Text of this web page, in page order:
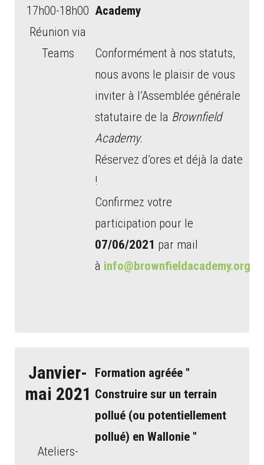
17h00-18h00
Réunion via
Teams
Academy
Conformément à nos statuts,
nous avons le plaisir de vous
inviter à l’Assemblée générale
statutaire de la Brownfield
Academy.
Réservez d’ores et déjà la date
!
Confirmez votre
participation pour le
07/06/2021 par mail
à info@brownfieldacademy.org
Janvier-
mai 2021
Ateliers-
Formation agréée "
Construire sur un terrain
pollué (ou potentiellement
pollué) en Wallonie "